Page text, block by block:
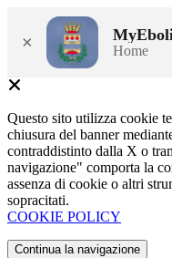
× MyEboli
Home
Questo sito utilizza cookie
chiusura del banner
contraddistinto dalla X o
navigazione" comporta la
assenza di cookie o altri
sopracitati.
COOKIE POLICY
Continua la navigazione